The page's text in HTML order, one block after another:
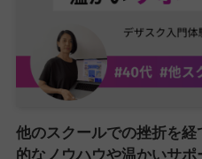
他のスクールでの挫折を
的なノウハウや温かいサポ